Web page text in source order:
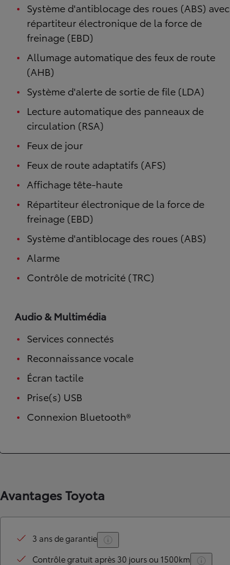
Système d'antiblocage des roues (ABS) avec
répartiteur électronique de la force de
freinage (EBD)
Allumage automatique des feux de route
(AHB)
Système d'alerte de sortie de file (LDA)
Lecture automatique des panneaux de
circulation (RSA)
Feux de jour
Feux de route adaptatifs (AFS)
Affichage tête-haute
Répartiteur électronique de la force de
freinage (EBD)
Système d'antiblocage des roues (ABS)
Alarme
Contrôle de motricité (TRC)
Audio & Multimédia
Services connectés
Reconnaissance vocale
Écran tactile
Prise(s) USB
Connexion Bluetooth®
Avantages Toyota
3 ans de garantie
Contrôle gratuit après 30 jours ou 1500km